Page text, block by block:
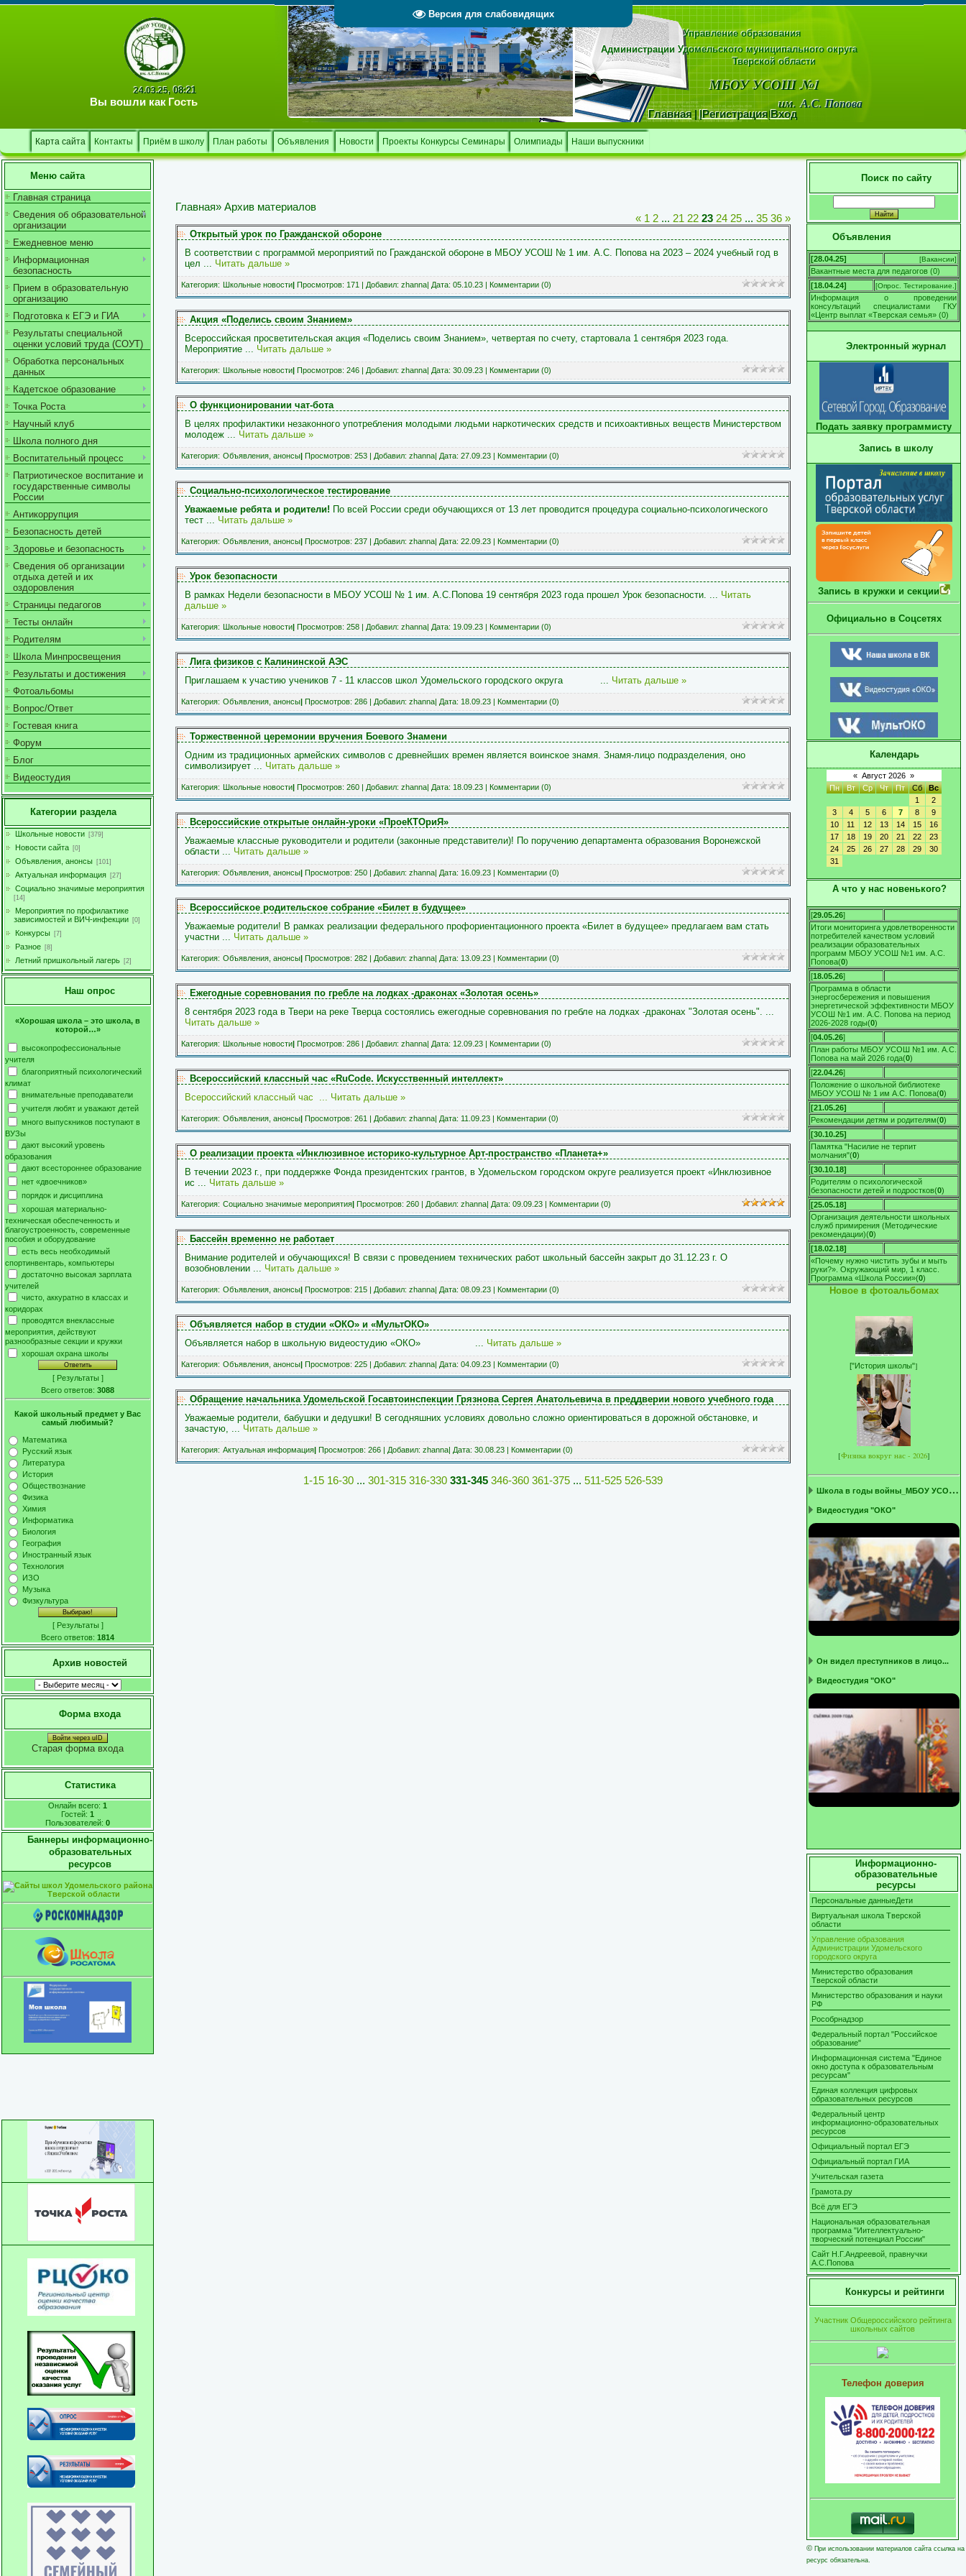
Версия для слабовидящих
24.03.25, 08:21
Вы вошли как Гость
Главная||Регистрация|Вход
Управление образования
Администрации Удомельского муниципального округа
Тверской области
МБОУ УСОШ №1
им.А.С. Попова
Карта сайта Контакты Приём в школу План работы Объявления Новости Проекты Конкурсы Семинары Олимпиады Наши выпускники
Меню сайта
Главная страница
Сведения об образовательной
организации
Ежедневное меню
Информационная
безопасность
Прием в образовательную
организацию
Подготовка к ЕГЭ и ГИА
Результаты специальной
оценки условий труда (СОУТ)
Обработка персональных
данных
Кадетское образование
Точка Роста
Научный клуб
Школа полного дня
Воспитательный процесс
Патриотическое воспитание и
государственные символы
России
Антикоррупция
Безопасность детей
Здоровье и безопасность
Сведения об организации
отдыха детей и их
оздоровления
Страницы педагогов
Тесты онлайн
Родителям
Школа Минпросвещения
Результаты и достижения
Фотоальбомы
Вопрос/Ответ
Гостевая книга
Форум
Блог
Видеостудия
Категории раздела
Школьные новости [379]
Новости сайта [0]
Объявления, анонсы [101]
Актуальная информация [27]
Социально значимые мероприятия
[14]
Мероприятия по профилактике
зависимостей и ВИЧ-инфекции [0]
Конкурсы [7]
Разное [8]
Летний пришкольный лагерь [2]
Наш опрос
«Хорошая школа – это школа, в
которой…»
высокопрофессиональные
учителя
благоприятный психологический
климат
внимательные преподаватели
учителя любят и уважают детей
много выпускников поступают в
ВУЗы
дают высокий уровень
образования
дают всестороннее образование
нет «двоечников»
порядок и дисциплина
хорошая материально-
техническая обеспеченность и
благоустроенность, современные
пособия и оборудование
есть весь необходимый
спортинвентарь, компьютеры
достаточно высокая зарплата
учителей
чисто, аккуратно в классах и
коридорах
проводятся внеклассные
мероприятия, действуют
разнообразные секции и кружки
хорошая охрана школы
[ Результаты ]
Всего ответов: 3088
Какой школьный предмет у Вас
самый любимый?
Математика
Русский язык
Литература
История
Обществознание
Физика
Химия
Информатика
Биология
География
Иностранный язык
Технология
ИЗО
Музыка
Физкультура
[ Результаты ]
Всего ответов: 1814
Архив новостей
Форма входа
Войти через uID
Старая форма входа
Статистика
Онлайн всего: 1
Гостей: 1
Пользователей: 0
Баннеры информационно-
образовательных
ресурсов
Главная» Архив материалов
« 1 2 ... 21 22 23 24 25 ... 35 36 »
Открытый урок по Гражданской обороне
В соответствии с программой мероприятий по Гражданской обороне в МБОУ УСОШ № 1 им. А.С. Попова на 2023 – 2024 учебный год в
цел ... Читать дальше »
Категория: Школьные новости| Просмотров: 171 | Добавил: zhanna| Дата: 05.10.23 | Комментарии (0)
Акция «Поделись своим Знанием»
Всероссийская просветительская акция «Поделись своим Знанием», четвертая по счету, стартовала 1 сентября 2023 года.
Мероприятие ... Читать дальше »
Категория: Школьные новости| Просмотров: 246 | Добавил: zhanna| Дата: 30.09.23 | Комментарии (0)
О функционировании чат-бота
В целях профилактики незаконного употребления молодыми людьми наркотических средств и психоактивных веществ Министерством
молодеж ... Читать дальше »
Категория: Объявления, анонсы| Просмотров: 253 | Добавил: zhanna| Дата: 27.09.23 | Комментарии (0)
Социально-психологическое тестирование
Уважаемые ребята и родители! По всей России среди обучающихся от 13 лет проводится процедура социально-психологического
тест ... Читать дальше »
Категория: Объявления, анонсы| Просмотров: 237 | Добавил: zhanna| Дата: 22.09.23 | Комментарии (0)
Урок безопасности
В рамках Недели безопасности в МБОУ УСОШ № 1 им. А.С.Попова 19 сентября 2023 года прошел Урок безопасности. ... Читать
дальше »
Категория: Школьные новости| Просмотров: 258 | Добавил: zhanna| Дата: 19.09.23 | Комментарии (0)
Лига физиков с Калининской АЭС
Приглашаем к участию учеников 7 - 11 классов школ Удомельского городского округа ... Читать дальше »
Категория: Объявления, анонсы| Просмотров: 286 | Добавил: zhanna| Дата: 18.09.23 | Комментарии (0)
Торжественной церемонии вручения Боевого Знамени
Одним из традиционных армейских символов с древнейших времен является воинское знамя. Знамя-лицо подразделения, оно
символизирует ... Читать дальше »
Категория: Школьные новости| Просмотров: 260 | Добавил: zhanna| Дата: 18.09.23 | Комментарии (0)
Всероссийские открытые онлайн-уроки «ПроеКТОриЯ»
Уважаемые классные руководители и родители (законные представители)! По поручению департамента образования Воронежской
области ... Читать дальше »
Категория: Объявления, анонсы| Просмотров: 250 | Добавил: zhanna| Дата: 16.09.23 | Комментарии (0)
Всероссийское родительское собрание «Билет в будущее»
Уважаемые родители! В рамках реализации федерального профориентационного проекта «Билет в будущее» предлагаем вам стать
участни ... Читать дальше »
Категория: Объявления, анонсы| Просмотров: 282 | Добавил: zhanna| Дата: 13.09.23 | Комментарии (0)
Ежегодные соревнования по гребле на лодках -драконах «Золотая осень»
8 сентября 2023 года в Твери на реке Тверца состоялись ежегодные соревнования по гребле на лодках -драконах "Золотая осень". ...
Читать дальше »
Категория: Школьные новости| Просмотров: 286 | Добавил: zhanna| Дата: 12.09.23 | Комментарии (0)
Всероссийский классный час «RuCode. Искусственный интеллект»
Всероссийский классный час ... Читать дальше »
Категория: Объявления, анонсы| Просмотров: 261 | Добавил: zhanna| Дата: 11.09.23 | Комментарии (0)
О реализации проекта «Инклюзивное историко-культурное Арт-пространство «Планета+»
В течении 2023 г., при поддержке Фонда президентских грантов, в Удомельском городском округе реализуется проект «Инклюзивное
ис ... Читать дальше »
Категория: Социально значимые мероприятия| Просмотров: 260 | Добавил: zhanna| Дата: 09.09.23 | Комментарии (0)
Бассейн временно не работает
Внимание родителей и обучающихся! В связи с проведением технических работ школьный бассейн закрыт до 31.12.23 г. О
возобновлении ... Читать дальше »
Категория: Объявления, анонсы| Просмотров: 215 | Добавил: zhanna| Дата: 08.09.23 | Комментарии (0)
Объявляется набор в студии «ОКО» и «МультОКО»
Объявляется набор в школьную видеостудию «ОКО»
... Читать дальше »
Категория: Объявления, анонсы| Просмотров: 225 | Добавил: zhanna| Дата: 04.09.23 | Комментарии (0)
Обращение начальника Удомельской Госавтоинспекции Грязнова Сергея Анатольевича в преддверии нового учебного года
Уважаемые родители, бабушки и дедушки! В сегодняшних условиях довольно сложно ориентироваться в дорожной обстановке, и
зачастую, ... Читать дальше »
Категория: Актуальная информация| Просмотров: 266 | Добавил: zhanna| Дата: 30.08.23 | Комментарии (0)
1-15 16-30 ... 301-315 316-330 331-345 346-360 361-375 ... 511-525 526-539
Поиск по сайту
Объявления
[28.04.25] [Вакансии]
Вакантные места для педагогов (0)
[18.04.24]
[Опрос. Тестирование. ]
Информация о проведении
консультаций специалистами ГКУ
«Центр выплат «Тверская семья» (0)
Электронный журнал
Подать заявку программисту
Запись в школу
Запись в кружки и секции
Официально в Соцсетях
Календарь
« Август 2026 »
Пн
Вт Ср Чт Пт Сб
Вс
1
2
3
4 5 6 7 8
9
10
11 12 13 14 15
16
17
18 19 20 21 22
23
24
25 26 27 28 29
30
31
А что у нас новенького?
[29.05.26]
Итоги мониторинга удовлетворенности
потребителей качеством условий
реализации образовательных
программ МБОУ УСОШ №1 им. А.С.
Попова(0)
[18.05.26]
Программа в области
энергосбережения и повышения
энергетической эффективности МБОУ
УСОШ №1 им. А.С. Попова на период
2026-2028 годы(0)
[04.05.26]
План работы МБОУ УСОШ №1 им. А.С.
Попова на май 2026 года(0)
[22.04.26]
Положение о школьной библиотеке
МБОУ УСОШ № 1 им А.С. Попова(0)
[21.05.26]
Рекомендации детям и родителям(0)
[30.10.25]
Памятка "Насилие не терпит
молчания"(0)
[30.10.18]
Родителям о психологической
безопасности детей и подростков(0)
[25.05.18]
Организация деятельности школьных
служб примирения (Методические
рекомендации)(0)
[18.02.18]
«Почему нужно чистить зубы и мыть
руки?». Окружающий мир, 1 класс.
Программа «Школа России»(0)
Новое в фотоальбомах
["История школы"]
[Физика вокруг нас - 2026]
Ш
кола в годы войны_МБОУ УСОШ1 ...
Видеостудия "ОКО"
Он видел преступников в лицо...
Видеостудия "ОКО"
Информационно-
образовательные
ресурсы
Персональные данныеДети
Виртуальная школа Тверской
области
Управление образования
Администрации Удомельского
городского округа
Министерство образования
Тверской области
Министерство образования и науки
РФ
Рособрнадзор
Федеральный портал "Российское
образование"
Информационная система "Единое
окно доступа к образовательным
ресурсам"
Единая коллекция цифровых
образовательных ресурсов
Федеральный центр
информационно-образовательных
ресурсов
Официальный портал ЕГЭ
Официальный портал ГИА
Учительская газета
Грамота.ру
Всё для ЕГЭ
Национальная образовательная
программа "Иителлектуально-
творческий потенциал России"
Сайт Н.Г.Андреевой, правнучки
А.С.Попова
Конкурсы и рейтинги
Участник Общероссийского рейтинга
школьных сайтов
Телефон доверия
© При использовании материалов сайта ссылка на
ресурс обязательна.